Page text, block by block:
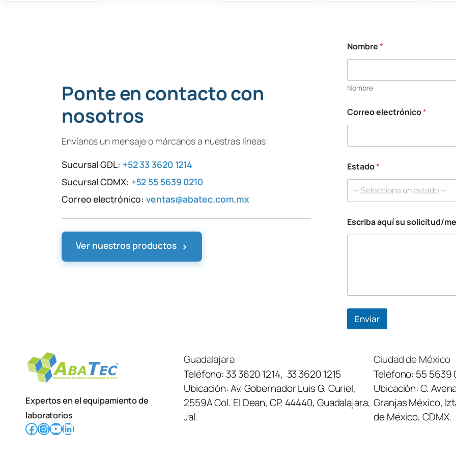
Ponte en contacto con
nosotros
Envíanos un mensaje o márcanos a nuestras líneas:
Sucursal GDL: +52 33 3620 1214
Sucursal CDMX: +52 55 5639 0210
Correo electrónico:ventas@abatec.com.mx
Ver nuestros productos ›
Nombre*
Nombre
Correo electrónico*
Estado*
— Selecciona un estado —
Escriba aquí su solicitud/
Enviar
Expertos en el equipamiento de
laboratorios
Facebook InstagramYouTube LinkedIn
Guadalajara
Teléfono: 33 3620 1214, 33 3620 1215
Ubicación:Av. Gobernador Luis G. Curiel,
2559A Col. El Dean, CP. 44440, Guadalajara,
Jal.
Ciudad de México
Teléfono: 55 5639
Ubicación:C.
Granjas México,
de México, CDMX.